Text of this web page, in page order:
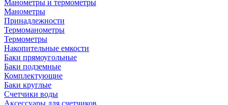
Манометры и термометры
Манометры
Принадлежности
Термоманометры
Термометры
Накопительные емкости
Баки прямоугольные
Баки подземные
Комплектующие
Баки круглые
Счетчики воды
Аксессуары для счетчиков